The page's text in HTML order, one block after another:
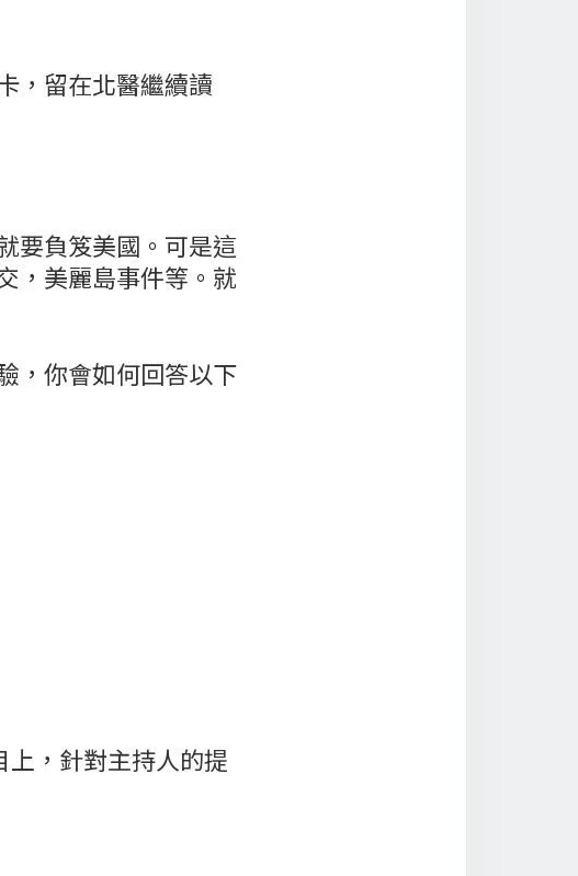
，留在北醫繼續讀
要負笈美國。可是這
，美麗島事件等。就
，你會如何回答以下
上，針對主持人的提